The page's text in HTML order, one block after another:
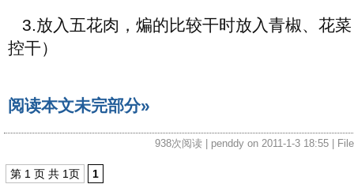
3.放入五花肉，煸的比较干时放入青椒、花
控干）
阅读本文未完部分»
938次阅读 | penddy on 2011-1-3 18:55 |
第 1 页 共 1页 1